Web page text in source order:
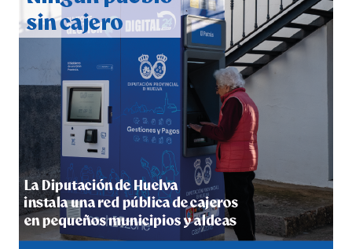
hace 4 días·Huelvatv
4º DÍA DE LAS FIESTAS COLOMBINAS 2026
hace 5 días·Huelvatv